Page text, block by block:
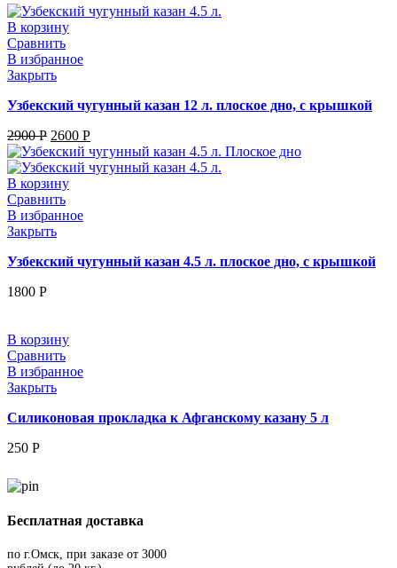
В корзину
Сравнить
В избранное
Закрыть
Узбекский чугунный казан 12 л. плоское дно, с крышкой
2900Р 2600 Р
В корзину
Сравнить
В избранное
Закрыть
Узбекский чугунный казан 4.5 л. плоское дно, с крышкой
1800 Р
В корзину
Сравнить
В избранное
Закрыть
Силиконовая прокладка к Афганскому казану 5 л
250 Р
Бесплатная доставка
по г.Омск, при заказе от 3000